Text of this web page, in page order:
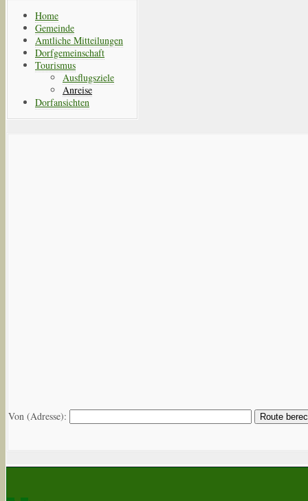
Home
Gemeinde
Amtliche Mitteilungen
Dorfgemeinschaft
Tourismus
Ausflugsziele
Anreise
Dorfansichten
Von (Adresse):